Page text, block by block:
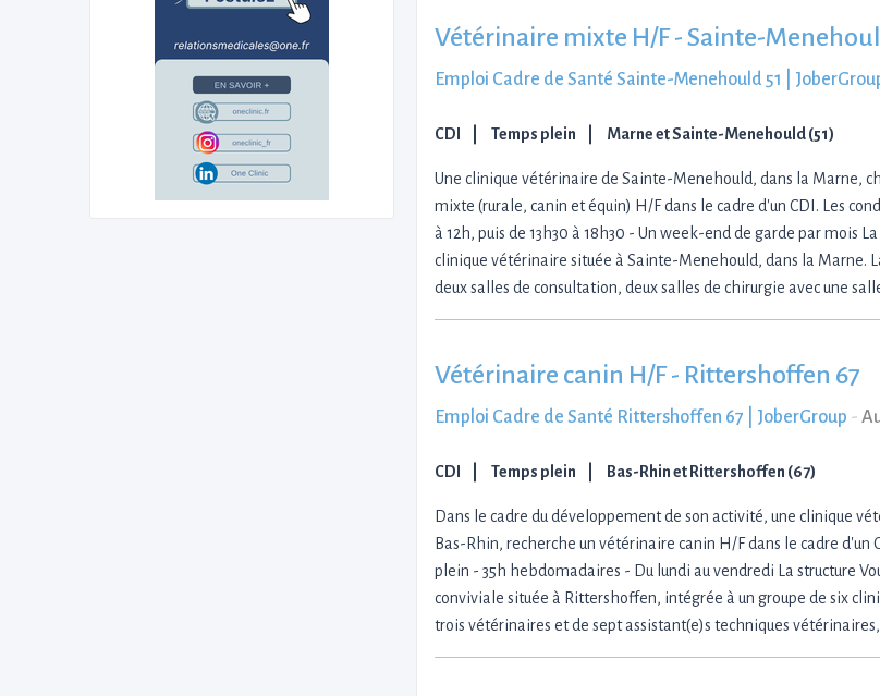
Vétérinaire mixte H/F - Sainte-
Emploi Cadre de Santé Sainte-Menehould 51 |
CDI Temps plein Marne et Sainte-Menehould (51)
Une clinique vétérinaire de Sainte-Menehould, dans la Marne,
mixte (rurale, canin et équin) H/F dans le cadre d'un CDI. Les
à 12h, puis de 13h30 à 18h30 - Un week-end de garde par mois
clinique vétérinaire située à Sainte-Menehould, dans la Marne.
deux salles de consultation, deux salles de chirurgie avec une
Vétérinaire canin H/F - Rittershoffen 67
Emploi Cadre de Santé Rittershoffen 67 | JoberGroup -
CDI Temps plein Bas-Rhin et Rittershoffen (67)
Dans le cadre du développement de son activité, une clinique
Bas-Rhin, recherche un vétérinaire canin H/F dans le cadre d'un
plein - 35h hebdomadaires - Du lundi au vendredi La structure
conviviale située à Rittershoffen, intégrée à un groupe de six
trois vétérinaires et de sept assistant(e)s techniques